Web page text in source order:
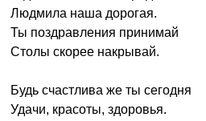
Людмила наша дорогая.
Ты поздравления принимай
Столы скорее накрывай.
Будь счастлива же ты сегодня
Удачи, красоты, здоровья.